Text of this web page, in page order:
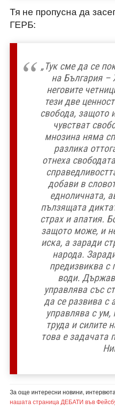
Тя не пропусна да
ГЕРБ:
„Тук сме да се
на България
неговите
тези две
свобода, защото
чувстват
мнозина няма
разлика
отнеха
добави в
едноличната,
пълзящата
страх и апатия.
защото може, и
иска, а заради
народа.
предизвиква с
води.
управлява със
да се развива с
управлява с ум,
труда и силите
това е задачата
За още интересни новини,
нашата страница ДЕБАТИ във